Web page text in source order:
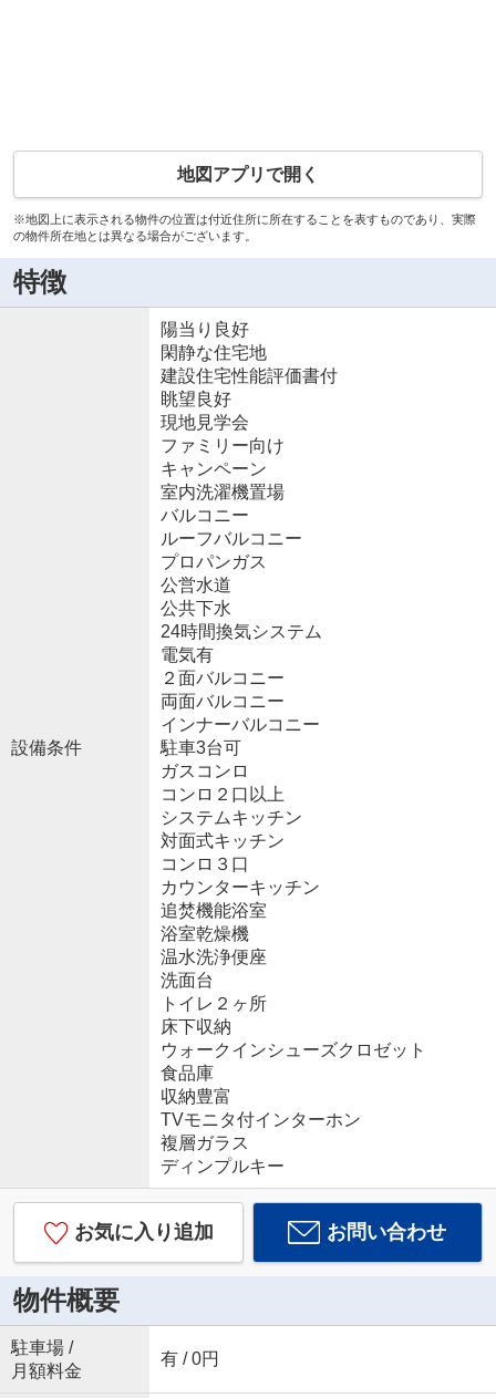
地図アプリで開く
※地図上に表示される物件の位置は付近住所に所在することを表すものであり、実際
の物件所在地とは異なる場合がございます。
特徴
設備条件
陽当り良好
閑静な住宅地
建設住宅性能評価書付
眺望良好
現地見学会
ファミリー向け
キャンペーン
室内洗濯機置場
バルコニー
ルーフバルコニー
プロパンガス
公営水道
公共下水
24時間換気システム
電気有
２面バルコニー
両面バルコニー
インナーバルコニー
駐車3台可
ガスコンロ
コンロ２口以上
システムキッチン
対面式キッチン
コンロ３口
カウンターキッチン
追焚機能浴室
浴室乾燥機
温水洗浄便座
洗面台
トイレ２ヶ所
床下収納
ウォークインシューズクロゼット
食品庫
収納豊富
TVモニタ付インターホン
複層ガラス
ディンプルキー
お気に入り追加 お問い合わせ
物件概要
駐車場 /
月額料金
有 / 0円